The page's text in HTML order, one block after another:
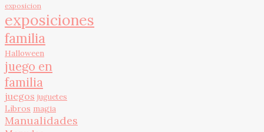
exposicion
exposiciones
familia
Halloween
juego en
familia
juegos juguetes
Libros magia
Manualidades